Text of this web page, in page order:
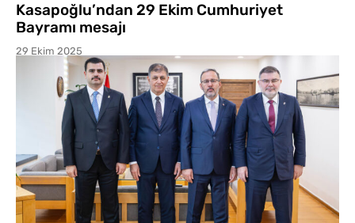
Kasapoğlu’ndan 29 Ekim Cumhuriyet
Bayramı mesajı
29 Ekim 2025